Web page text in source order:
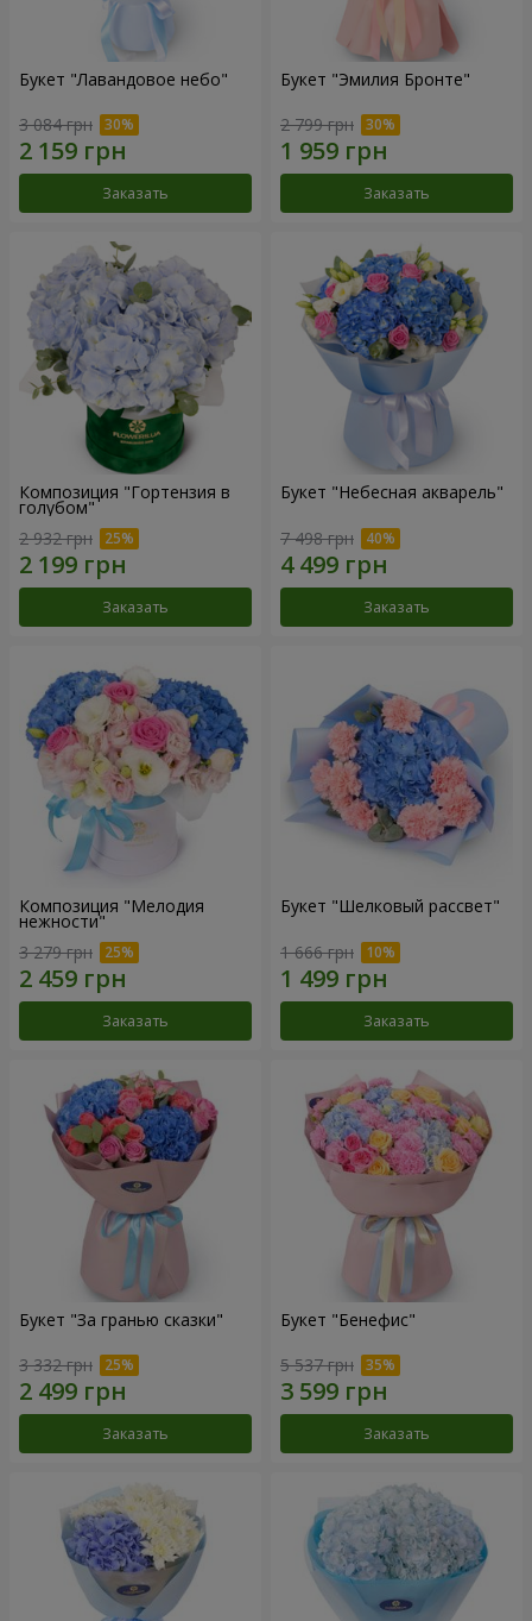
Букет "Лавандовое небо"
3 084 грн
Заказать
Букет "Эмилия Бронте"
2 799 грн
Заказать
Композиция "Гортензия в
голубом"
2 932 грн
Заказать
Букет "Небесная акварель"
7 498 грн
Заказать
Композиция "Мелодия
нежности"
3 279 грн
Заказать
Букет "Шелковый рассвет"
1 666 грн
Заказать
Букет "За гранью сказки"
3 332 грн
Заказать
Букет "Бенефис"
5 537 грн
Заказать